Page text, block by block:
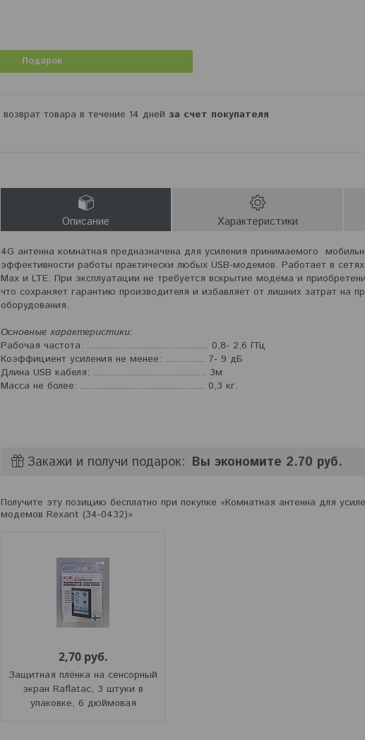
Подарок
возврат товара в течение 14 дней за счет покупателя
Описание Характеристики
4G антенна комнатная предназначена для усиления принимаемого
эффективности работы практически любых USB-модемов. Работает в сетях
Max и LTE. При эксплуатации не требуется вскрытие модема и
что сохраняет гарантию производителя и избавляет от лишних затрат на
оборудования.
Основные характеристики:
Рабочая частота: ........................................... 0,8- 2,6 ГГц
Коэффициент усиления не менее: .............. 7- 9 дБ
Длина USB кабеля: ........................................ 3м
Масса не более: ............................................ 0,3 кг.
Закажи и получи подарок Вы экономите 2.70 руб.
Получите эту позицию бесплатно при покупке «Комнатная антенна для
модемов Rexant (34-0432)»
2,70 руб.
Защитная плёнка на сенсорный
экран Raflatac, 3 штуки в
упаковке, 6 дюймовая